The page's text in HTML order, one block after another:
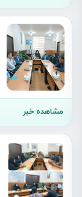
مشاهده خبر